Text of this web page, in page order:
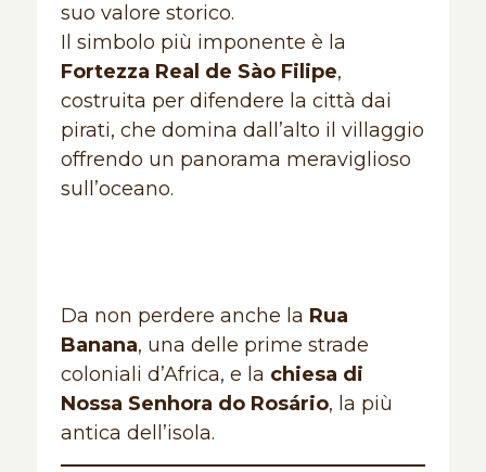
suo valore storico.
Il simbolo più imponente è la
Fortezza Real de Sào Filipe,
costruita per difendere la città dai
pirati, che domina dall’alto il villaggio
offrendo un panorama meraviglioso
sull’oceano.
Da non perdere anche la Rua
Banana, una delle prime strade
coloniali d’Africa, e la chiesa di
Nossa Senhora do Rosário, la più
antica dell’isola.